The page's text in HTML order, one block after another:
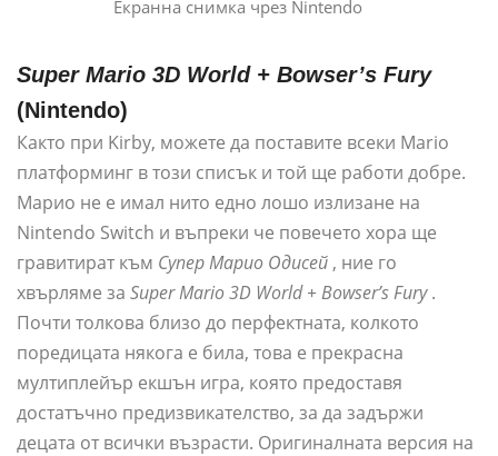
Екранна снимка чрез Nintendo
Super Mario 3D World + Bowser’s Fury
(Nintendo)
Както при Kirby, можете да поставите всеки Mario
платформинг в този списък и той ще работи добре.
Марио не е имал нито едно лошо излизане на
Nintendo Switch и въпреки че повечето хора ще
гравитират към СуперМарио Одисей , ние го
хвърляме за Super Mario 3D World + Bowser’s Fury.
Почти толкова близо до перфектната, колкото
поредицата някога е била, това е прекрасна
мултиплейър екшън игра, която предоставя
достатъчно предизвикателство, за да задържи
децата от всички възрасти. Оригиналната версия на